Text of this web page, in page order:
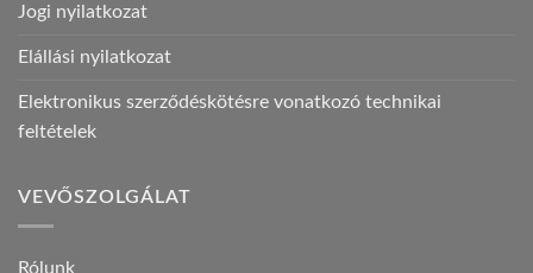
Jogi nyilatkozat
Elállási nyilatkozat
Elektronikus szerződéskötésre vonatkozó technikai
feltételek
VEVŐSZOLGÁLAT
Rólunk